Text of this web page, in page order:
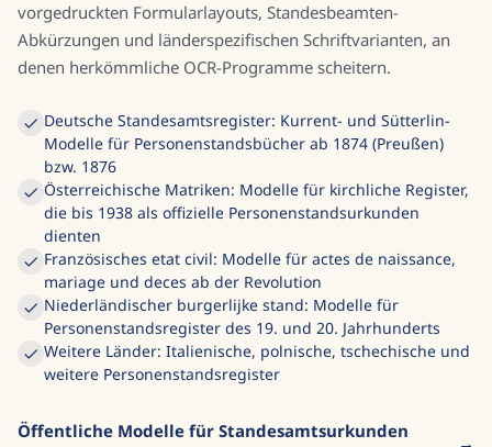
vorgedruckten Formularlayouts, Standesbeamten-
Abkürzungen und länderspezifischen Schriftvarianten, an
denen herkömmliche OCR-Programme scheitern.
Deutsche Standesamtsregister: Kurrent- und Sütterlin-
Modelle für Personenstandsbücher ab 1874 (Preußen)
bzw. 1876
Österreichische Matriken: Modelle für kirchliche Register,
die bis 1938 als offizielle Personenstandsurkunden
dienten
Französisches etat civil: Modelle für actes de naissance,
mariage und deces ab der Revolution
Niederländischer burgerlijke stand: Modelle für
Personenstandsregister des 19. und 20. Jahrhunderts
Weitere Länder: Italienische, polnische, tschechische und
weitere Personenstandsregister
Öffentliche Modelle für Standesamtsurkunden